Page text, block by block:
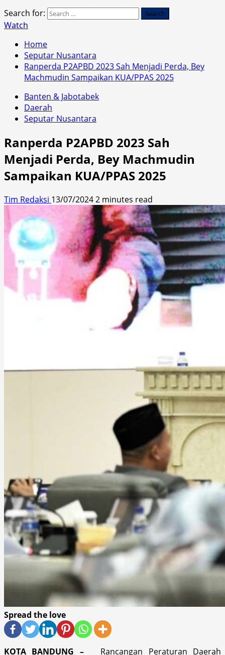
Search for:
Watch
Home
Seputar Nusantara
Ranperda P2APBD 2023 Sah Menjadi Perda, Bey
Machmudin Sampaikan KUA/PPAS 2025
Banten & Jabotabek
Daerah
Seputar Nusantara
Ranperda P2APBD 2023 Sah
Menjadi Perda, Bey Machmudin
Sampaikan KUA/PPAS 2025
Tim Redaksi 13/07/20242 minutes read
Spread the love
KOTA BANDUNG – Rancangan Peraturan Daerah